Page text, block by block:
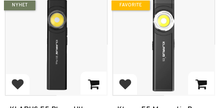
Add to favorites
NYHET
Add to favorites
FAVORITE